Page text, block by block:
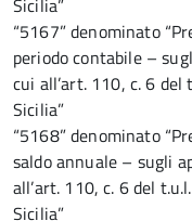
Sicilia”
“5167” denominato
periodo contabile –
cui all’art. 110, c. 6 del
Sicilia”
“5168” denominato
saldo annuale – sugli
all’art. 110, c. 6 del
Sicilia”